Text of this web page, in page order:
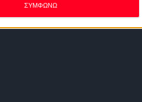
ΣΥΜΦΩΝΩ